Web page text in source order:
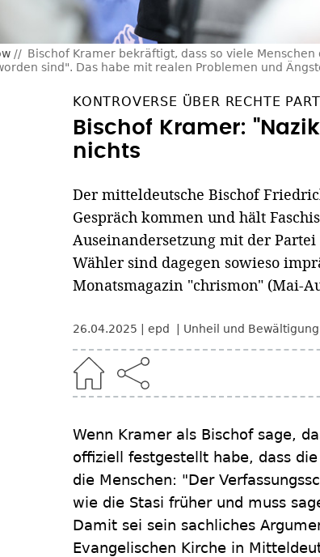
Bischof Kramer bekräftigt, dass so viele
sind". Das habe mit realen Problemen und
KONTROVERSE ÜBER RECHTE
Bischof Kramer:
nichts
Der mitteldeutsche Bischof
Gespräch kommen und hält
Auseinandersetzung mit der
Wähler sind dagegen sowieso
Monatsmagazin "chrismon" (Mai-
26.04.2025 epd Unheil und Bewältigung
Wenn Kramer als Bischof sage,
offiziell festgestellt habe, dass
die Menschen: "Der
wie die Stasi früher und muss
Damit sei sein sachliches
Evangelischen Kirche in